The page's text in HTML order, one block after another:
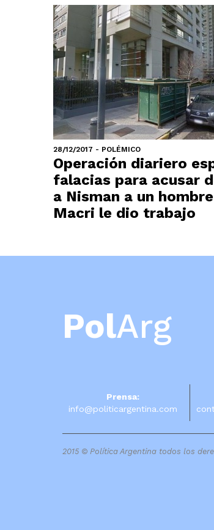
28/12/2017 - POLÉMICO
Operación diariero
falacias para acusar
a Nisman a un
Macri le dio trabajo
PolArg
Prensa:
info@politicargentina.com
2015 © Política Argentina todos los